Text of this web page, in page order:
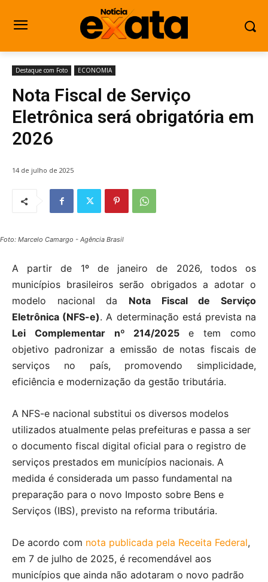
Destaque com Foto ECONOMIA
Nota Fiscal de Serviço
Eletrônica será obrigatória em
2026
14 de julho de 2025
Foto: Marcelo Camargo - Agência Brasil
A partir de 1º de janeiro de 2026, todos os
municípios brasileiros serão obrigados a adotar o
modelo nacional da Nota Fiscal de Serviço
Eletrônica (NFS-e). A determinação está prevista na
Lei Complementar nº 214/2025e tem como
objetivo padronizar a emissão de notas fiscais de
serviços no país, promovendo simplicidade,
eficiência e modernização da gestão tributária.
A NFS-e nacional substitui os diversos modelos
utilizados atualmente pelas prefeituras e passa a ser
o documento fiscal digital oficial para o registro de
serviços prestados em municípios nacionais. A
medida é considerada um passo fundamental na
preparação para o novo Imposto sobre Bens e
Serviços (IBS), previsto na reforma tributária.
De acordo com nota publicada pela Receita Federal,
em 7 de julho de 2025, é recomendável aos
municípios que ainda não adotaram o novo padrão